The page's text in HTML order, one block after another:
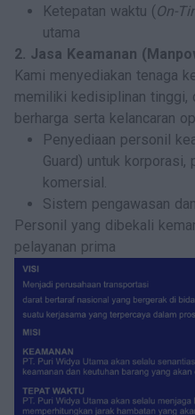
Ketepatan waktu (On-
utama
2. Jasa Keamanan
Kami menyediakan tenaga
memiliki kedisiplinan tinggi,
berharga serta kelancaran
Penyediaan personil
Guard) untuk korporasi,
komersial.
Sistem pengawasan
Personil yang dibekali
pelayanan prima